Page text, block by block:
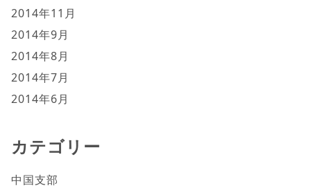
2014年11月
2014年9月
2014年8月
2014年7月
2014年6月
カテゴリー
中国支部